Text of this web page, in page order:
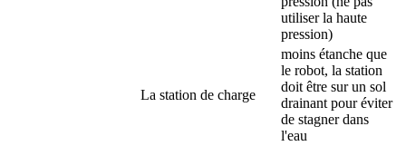
utiliser la haute
pression)
La station de charge
moins étanche que
le robot, la station
doit être sur un sol
drainant pour éviter
de stagner dans
l'eau